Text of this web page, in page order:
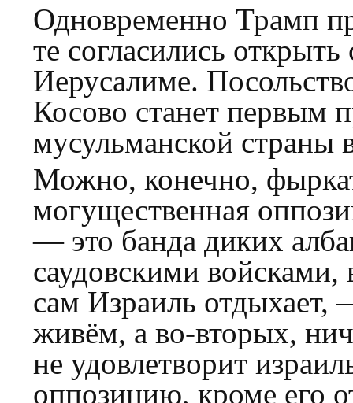
Одновременно Трамп
те согласились открыть
Иерусалиме.
Косово станет первым
мусульманской страны
Можно, конечно,
могущественная
— это банда диких
саудовскими
сам Израиль
живём, а во-вторых,
не удовлетворит
оппозицию, кроме его